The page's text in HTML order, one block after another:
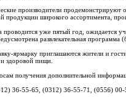
производители продемонстрируют
продукции широкого ассортимента,
проводится уже пятый год, ожидается
развлекательная программа
ярмарку приглашаются жители и
здоровой пищи.
получения дополнительной
36-55-65, (0312) 36-55-71, (0556)